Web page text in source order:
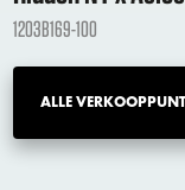
1203B169-100
ALLE